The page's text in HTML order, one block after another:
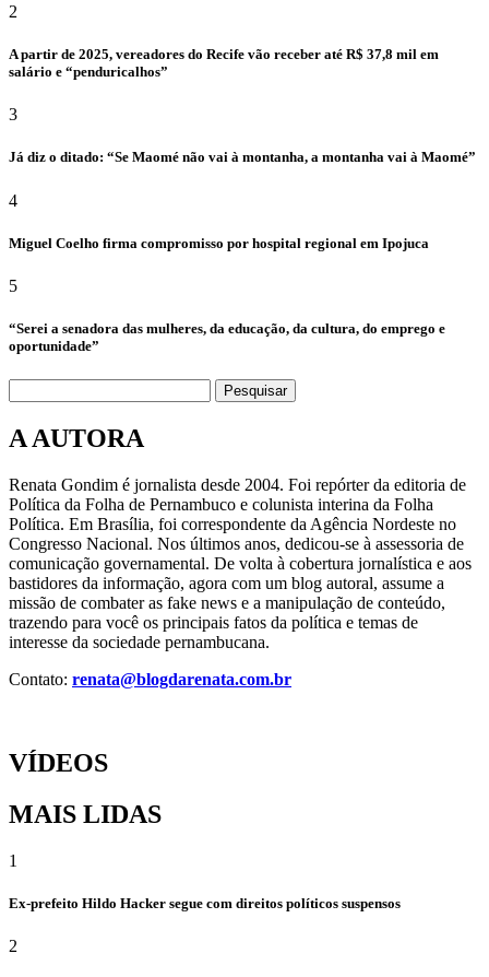
2
A partir de 2025, vereadores do Recife vão receber até R$ 37,8 mil em
salário e “penduricalhos”
3
Já diz o ditado: “Se Maomé não vai à montanha, a montanha vai à Maomé”
4
Miguel Coelho firma compromisso por hospital regional em Ipojuca
5
“Serei a senadora das mulheres, da educação, da cultura, do emprego e
oportunidade”
Pesquisar
A AUTORA
Renata Gondim é jornalista desde 2004. Foi repórter da editoria de
Política da Folha de Pernambuco e colunista interina da Folha
Política. Em Brasília, foi correspondente da Agência Nordeste no
Congresso Nacional. Nos últimos anos, dedicou-se à assessoria de
comunicação governamental. De volta à cobertura jornalística e aos
bastidores da informação, agora com um blog autoral, assume a
missão de combater as fake news e a manipulação de conteúdo,
trazendo para você os principais fatos da política e temas de
interesse da sociedade pernambucana.
Contato: renata@blogdarenata.com.br
VÍDEOS
MAIS LIDAS
1
Ex-prefeito Hildo Hacker segue com direitos políticos suspensos
2